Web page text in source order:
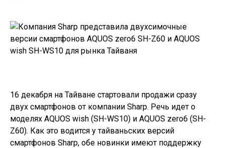
16 декабря на Тайване стартовали продажи сразу
двух смартфонов от компании Sharp. Речь идет о
моделях AQUOS wish (SH-WS10) и AQUOS zero6 (SH-
Z60). Как это водится у тайваньских версий
смартфонов Sharp, обе новинки имеют поддержку